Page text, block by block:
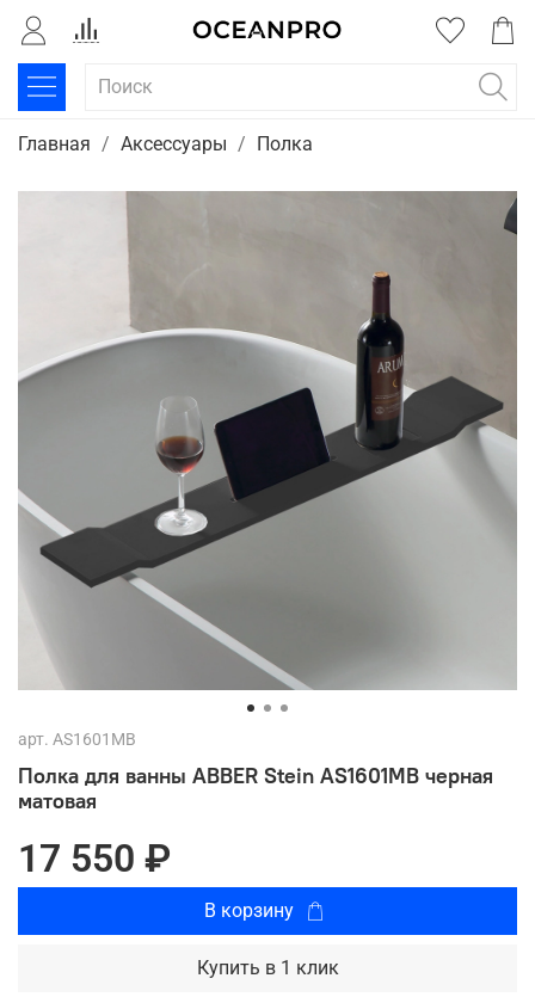
Главная Аксессуары Полка
арт. AS1601MB
Полка для ванны ABBER Stein AS1601MB черная
матовая
17 550 ₽
В корзину
Купить в 1 клик